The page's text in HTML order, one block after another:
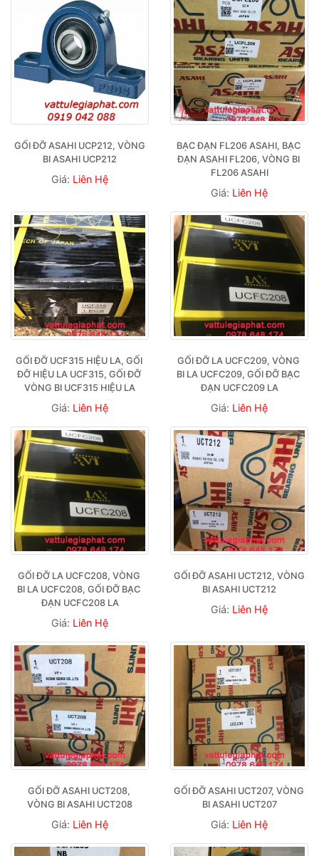
GỐI ĐỠ ASAHI UCP212, VÒNG
BI ASAHI UCP212
Giá: Liên Hệ
BẠC ĐẠN FL206 ASAHI, BẠC
ĐẠN ASAHI FL206, VÒNG BI
FL206 ASAHI
Giá: Liên Hệ
GỐI ĐỠ UCF315 HIỆU LA, GỐI
ĐỠ HIỆU LA UCF315, GỐI ĐỠ
VÒNG BI UCF315 HIỆU LA
Giá: Liên Hệ
GỐI ĐỠ LA UCFC209, VÒNG
BI LA UCFC209, GỐI ĐỠ BẠC
ĐẠN UCFC209 LA
Giá: Liên Hệ
GỐI ĐỠ LA UCFC208, VÒNG
BI LA UCFC208, GỐI ĐỠ BẠC
ĐẠN UCFC208 LA
Giá: Liên Hệ
GỐI ĐỠ ASAHI UCT212, VÒNG
BI ASAHI UCT212
Giá: Liên Hệ
GỐI ĐỠ ASAHI UCT208,
VÒNG BI ASAHI UCT208
Giá: Liên Hệ
GỐI ĐỠ ASAHI UCT207, VÒNG
BI ASAHI UCT207
Giá: Liên Hệ